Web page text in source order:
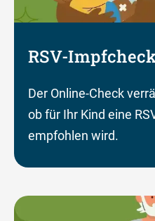
RSV-
Der Online-Check
ob für Ihr Kind eine
empfohlen wird.